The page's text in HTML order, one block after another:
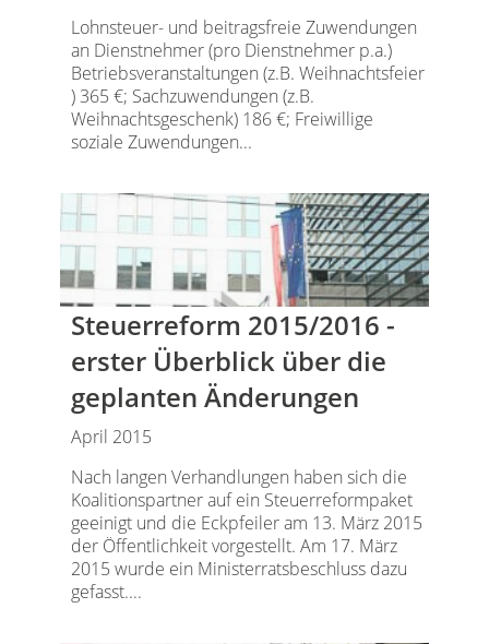
Lohnsteuer- und beitragsfreie Zuwendungen
an Dienstnehmer (pro Dienstnehmer p.a.)
Betriebsveranstaltungen (z.B. Weihnachtsfeier
) 365 €; Sachzuwendungen (z.B.
Weihnachtsgeschenk) 186 €; Freiwillige
soziale Zuwendungen...
Steuerreform 2015/2016 -
erster Überblick über die
geplanten Änderungen
April 2015
Nach langen Verhandlungen haben sich die
Koalitionspartner auf ein Steuerreformpaket
geeinigt und die Eckpfeiler am 13. März 2015
der Öffentlichkeit vorgestellt. Am 17. März
2015 wurde ein Ministerratsbeschluss dazu
gefasst....